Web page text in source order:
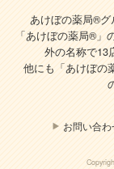
あけぼの薬局®グ
「あけぼの薬局®」
外の名称で13
他にも「あけぼの
お問い合わ